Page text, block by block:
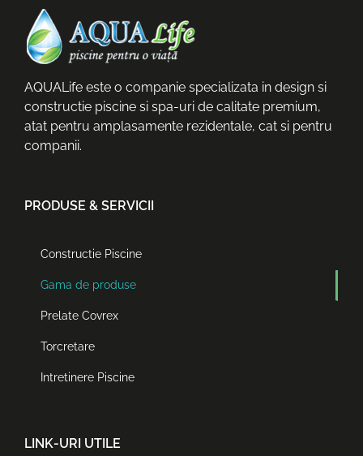
AQUALife este o companie specializata in design si
constructie piscine si spa-uri de calitate premium,
atat pentru amplasamente rezidentale, cat si pentru
companii.
PRODUSE & SERVICII
Constructie Piscine
Gama de produse
Prelate Covrex
Torcretare
Intretinere Piscine
LINK-URI UTILE